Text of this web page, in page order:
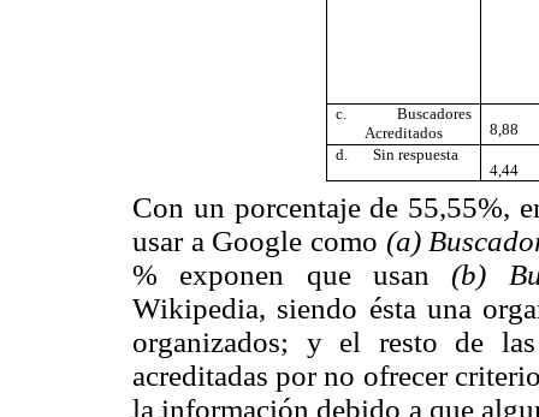
c.
Buscadores
Acreditados
8,88
d.
Sin respuesta
4,44
Con un porcentaje de 55,55%,
usar a Google como (a)
% exponen que usan(b)
Wikipedia, siendo ésta una
organizados; y el resto de
acreditadas por no ofrecer
la información debido a que